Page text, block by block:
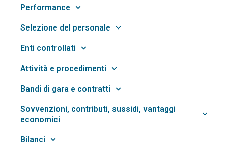
Performance
Selezione del personale
Enti controllati
Attività e procedimenti
Bandi di gara e contratti
Sovvenzioni, contributi, sussidi, vantaggi
economici
Bilanci